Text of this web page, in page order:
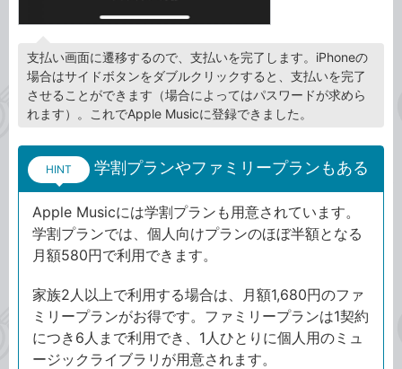
支払い画面に遷移するので、支払いを完了します。iPhoneの
場合はサイドボタンをダブルクリックすると、支払いを完了
させることができます（場合によってはパスワードが求めら
れます）。これでApple Musicに登録できました。
HINT 学割プランやファミリープランもある
Apple Musicには学割プランも用意されています。
学割プランでは、個人向けプランのほぼ半額となる
月額580円で利用できます。
家族2人以上で利用する場合は、月額1,680円のファ
ミリープランがお得です。ファミリープランは1契約
につき6人まで利用でき、1人ひとりに個人用のミュ
ージックライブラリが用意されます。